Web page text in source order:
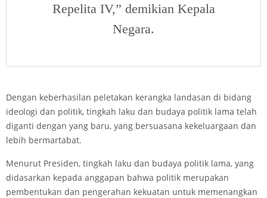
Repelita IV,” demikian Kepala
Negara.
Dengan keberhasilan peletakan kerangka landasan di bidang
ideologi dan politik, tingkah laku dan budaya politik lama telah
diganti dengan yang baru, yang bersuasana kekeluargaan dan
lebih bermartabat.
Menurut Presiden, tingkah laku dan budaya politik lama, yang
didasarkan kepada anggapan bahwa politik merupakan
pembentukan dan pengerahan kekuatan untuk memenangkan